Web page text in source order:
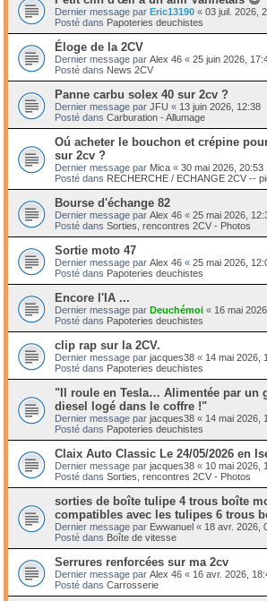
Dernier message par Eric13190 « 03 juil. 2026,
Posté dans Papoteries deuchistes
Éloge de la 2CV
Dernier message par Alex 46 « 25 juin 2026,
Posté dans News 2CV
Panne carbu solex 40 sur 2cv ?
Dernier message par JFU « 13 juin 2026, 12:38
Posté dans Carburation - Allumage
Oú acheter le bouchon et crépine
sur 2cv ?
Dernier message par Mica « 30 mai 2026, 20:53
Posté dans RECHERCHE / ECHANGE 2CV --
Bourse d'échange 82
Dernier message par Alex 46 « 25 mai 2026,
Posté dans Sorties, rencontres 2CV - Photos
Sortie moto 47
Dernier message par Alex 46 « 25 mai 2026,
Posté dans Papoteries deuchistes
Encore l'IA ...
Dernier message par Deuchémoi « 16 mai
Posté dans Papoteries deuchistes
clip rap sur la 2CV.
Dernier message par jacques38 « 14 mai 2026,
Posté dans Papoteries deuchistes
"Il roule en Tesla… Alimentée par un
diesel logé dans le coffre !"
Dernier message par jacques38 « 14 mai 2026,
Posté dans Papoteries deuchistes
Claix Auto Classic Le 24/05/2026 en
Dernier message par jacques38 « 10 mai 2026,
Posté dans Sorties, rencontres 2CV - Photos
sorties de boîte tulipe 4 trous boîte
compatibles avec les tulipes 6 trous
Dernier message par Ewwanuel « 18 avr. 2026,
Posté dans Boîte de vitesse
Serrures renforcées sur ma 2cv
Dernier message par Alex 46 « 16 avr. 2026,
Posté dans Carrosserie